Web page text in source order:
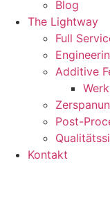
Blog
The Lightway
Full
Additive
Post-
Kontakt